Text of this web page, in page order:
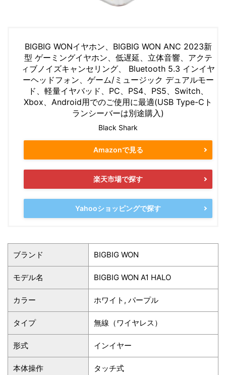
BIGBIG WONイヤホン、BIGBIG WON ANC 2023新
型 ゲーミングイヤホン、低遅延、立体音響、アクテ
ィブノイズキャンセリング、 Bluetooth 5.3 インイヤ
ーヘッドフォン、ゲーム/ミュージック デュアルモー
ド、軽量イヤバッド、PC、PS4、PS5、Switch、
Xbox、Android用でのご使用に最適(USB Type-Cト
ランシーバーは別途購入)
Black Shark
Amazonで見る
楽天市場で探す
Yahooショッピングで探す
ブランド BIGBIG WON
モデル名 BIGBIG WON A1 HALO
カラー ホワイト, パープル
タイプ 無線（ワイヤレス）
形式 インイヤー
本体操作 タッチ式